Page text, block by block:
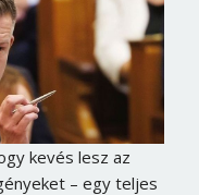
kevés lesz az
– egy teljes